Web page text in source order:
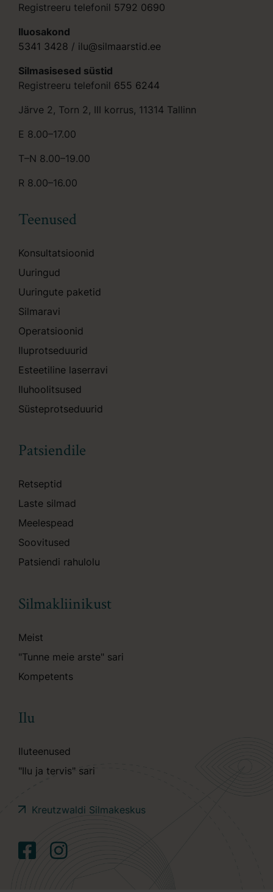
Registreeru telefonil 5792 0690
Iluosakond
5341 3428 / ilu@silmaarstid.ee
Silmasisesed süstid
Registreeru telefonil 655 6244
Järve 2, Torn 2, III korrus, 11314 Tallinn
E 8.00–17.00
T–N 8.00–19.00
R 8.00–16.00
Teenused
Konsultatsioonid
Uuringud
Uuringute paketid
Silmaravi
Operatsioonid
Iluprotseduurid
Esteetiline laserravi
Iluhoolitsused
Süsteprotseduurid
Patsiendile
Retseptid
Laste silmad
Meelespead
Soovitused
Patsiendi rahulolu
Silmakliinikust
Meist
"Tunne meie arste" sari
Kompetents
Ilu
Iluteenused
"Ilu ja tervis" sari
Kreutzwaldi Silmakeskus